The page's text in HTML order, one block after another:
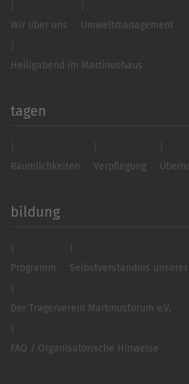
Wir über uns Umweltmanagement
Heiligabend im Martinushaus
tagen
Räumlichkeiten Verpflegung
bildung
Programm Selbstverständnis
Der Trägerverein Martinusforum e.V.
FAQ / Organisatorische Hinweise